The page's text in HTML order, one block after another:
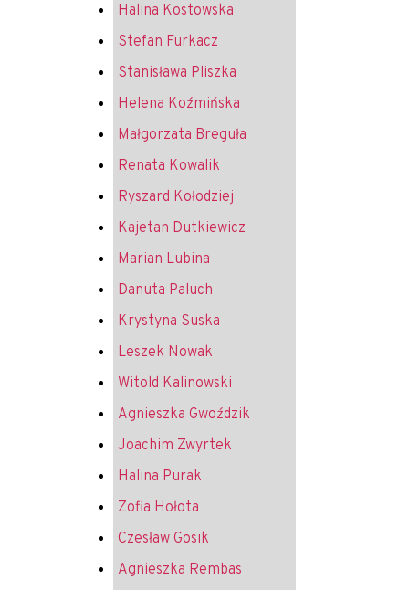
Halina Kostowska
Stefan Furkacz
Stanisława Pliszka
Helena Koźmińska
Małgorzata Breguła
Renata Kowalik
Ryszard Kołodziej
Kajetan Dutkiewicz
Marian Lubina
Danuta Paluch
Krystyna Suska
Leszek Nowak
Witold Kalinowski
Agnieszka Gwoździk
Joachim Zwyrtek
Halina Purak
Zofia Hołota
Czesław Gosik
Agnieszka Rembas